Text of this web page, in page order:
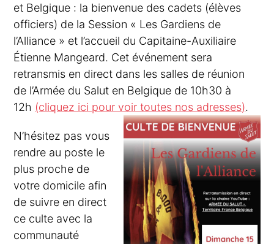
et Belgique : la bienvenue des cadets (élèves
officiers) de la Session « Les Gardiens de
l’Alliance » et l’accueil du Capitaine-Auxiliaire
Étienne Mangeard. Cet événement sera
retransmis en direct dans les salles de réunion
de l’Armée du Salut en Belgique de 10h30 à
12h (cliquez ici pour voir toutes nos adresses).
N’hésitez pas vous
rendre au poste le
plus proche de
votre domicile afin
de suivre en direct
ce culte avec la
communauté